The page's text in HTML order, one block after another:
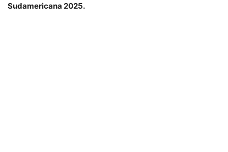
Sudamericana 2025.